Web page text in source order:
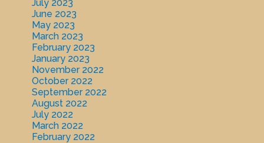
July 2023
June 2023
May 2023
March 2023
February 2023
January 2023
November 2022
October 2022
September 2022
August 2022
July 2022
March 2022
February 2022